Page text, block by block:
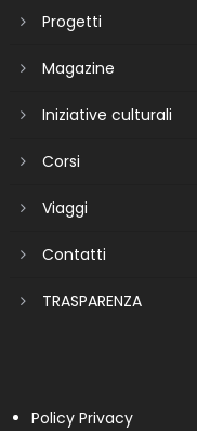
Progetti
Magazine
Iniziative culturali
Corsi
Viaggi
Contatti
TRASPARENZA
Policy Privacy